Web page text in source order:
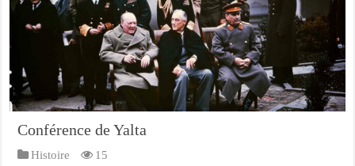
Conférence de Yalta
Histoire 15